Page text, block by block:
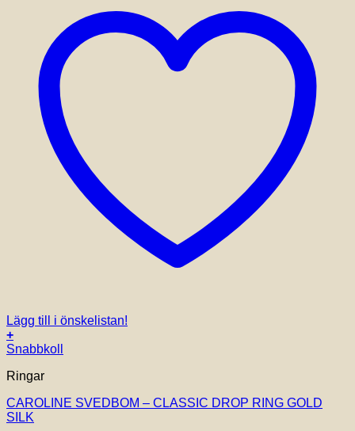
Lägg till i önskelistan!
+
Snabbkoll
Ringar
CAROLINE SVEDBOM – CLASSIC DROP RING GOLD
SILK